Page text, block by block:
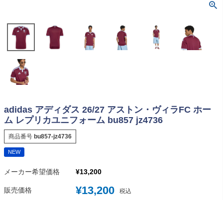
adidas アディダス 26/27 アストン・ヴィラFC ホー
ム レプリカユニフォーム bu857 jz4736
商品番号 bu857-jz4736
NEW
メーカー希望価格 ¥13,200
販売価格 ¥13,200 税込